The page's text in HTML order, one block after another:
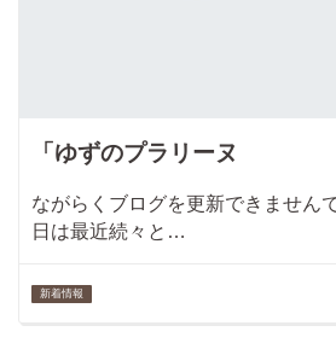
「ゆずのプラリーヌ
ながらくブログを更新できません
日は最近続々と…
新着情報